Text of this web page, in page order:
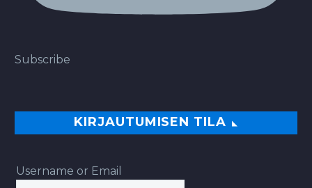
Subscribe
KIRJAUTUMISEN TILA
Username or Email